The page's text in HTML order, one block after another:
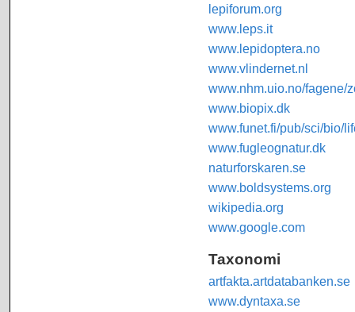
lepiforum.org
www.leps.it
www.lepidoptera.no
www.vlindernet.nl
www.nhm.uio.no/fagene/
www.biopix.dk
www.funet.fi/pub/sci/bio/
www.fugleognatur.dk
naturforskaren.se
www.boldsystems.org
wikipedia.org
www.google.com
Taxonomi
artfakta.artdatabanken.se
www.dyntaxa.se